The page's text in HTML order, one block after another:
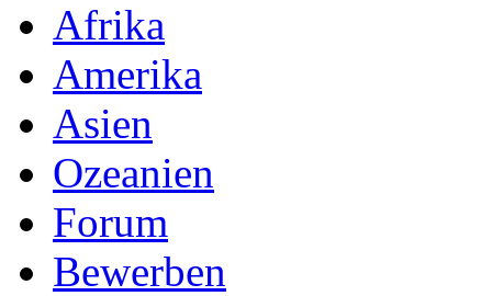
Afrika
Amerika
Asien
Ozeanien
Forum
Bewerben